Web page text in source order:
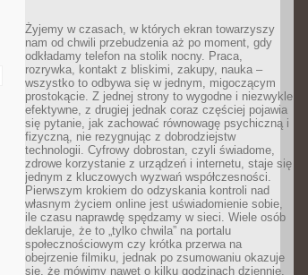
Żyjemy w czasach, w których ekran towarzyszy
nam od chwili przebudzenia aż po moment, gdy
odkładamy telefon na stolik nocny. Praca,
rozrywka, kontakt z bliskimi, zakupy, nauka –
wszystko to odbywa się w jednym, migoczącym
prostokącie. Z jednej strony to wygodne i niezwykle
efektywne, z drugiej jednak coraz częściej pojawia
się pytanie, jak zachować równowagę psychiczną i
fizyczną, nie rezygnując z dobrodziejstw
technologii. Cyfrowy dobrostan, czyli świadome,
zdrowe korzystanie z urządzeń i internetu, staje się
jednym z kluczowych wyzwań współczesności.
Pierwszym krokiem do odzyskania kontroli nad
własnym życiem online jest uświadomienie sobie,
ile czasu naprawdę spędzamy w sieci. Wiele osób
deklaruje, że to „tylko chwila” na portalu
społecznościowym czy krótka przerwa na
obejrzenie filmiku, jednak po zsumowaniu okazuje
się, że mówimy nawet o kilku godzinach dziennie.